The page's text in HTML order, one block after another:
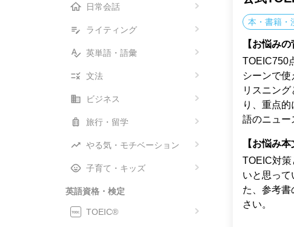
日常会話
ライティング
英単語・語彙
文法
ビジネス
旅行・留学
やる気・モチベーション
子育て・キッズ
英語資格・検定
TOEIC®
本・書籍・
【お悩みの
TOEIC750
シーンで使
リスニン
り、重点
語のニュー
【お悩み本
TOEIC対
いと思って
た、参考
さい。